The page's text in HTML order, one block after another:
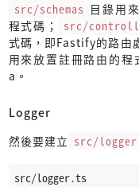
src/schemas 目錄用
程式碼；
src/
式碼，即Fastify的路由
用來放置註冊路由的
a。
Logger
然後要建立 src/
src/logger.ts